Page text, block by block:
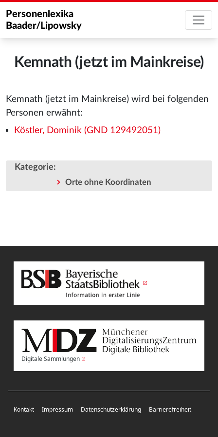
Personenlexika
Baader/Lipowsky
Kemnath (jetzt im Mainkreise)
Kemnath (jetzt im Mainkreise) wird bei folgenden
Personen erwähnt:
Köstler, Dominik (GND 129492051)
Kategorie:
Orte ohne Koordinaten
Digitale Sammlungen
Kontakt Impressum Datenschutzerklärung Barrierefreiheit